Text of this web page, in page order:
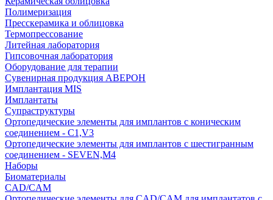
Полимеризация
Пресскерамика и облицовка
Термопрессование
Литейная лаборатория
Гипсовочная лаборатория
Оборудование для терапии
Сувенирная продукция АВЕРОН
Имплантация MIS
Имплантаты
Супраструктуры
Ортопедические элементы для имплантов с коническим
соединением - C1,V3
Ортопедические элементы для имплантов с шестигранным
соединением - SEVEN,M4
Наборы
Биоматериалы
CAD/CAM